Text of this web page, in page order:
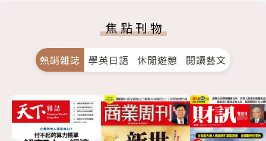
焦點刊物
熱銷雜誌 學英日語 休閒遊憩 閱讀藝文